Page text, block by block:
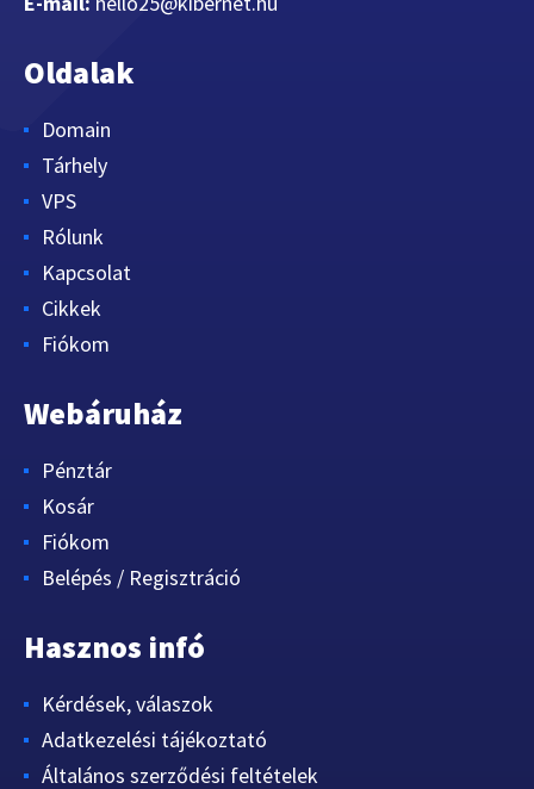
Oldalak
Domain
Tárhely
VPS
Rólunk
Kapcsolat
Cikkek
Fiókom
Webáruház
Pénztár
Kosár
Fiókom
Belépés / Regisztráció
Hasznos infó
Kérdések, válaszok
Adatkezelési tájékoztató
Általános szerződési feltételek